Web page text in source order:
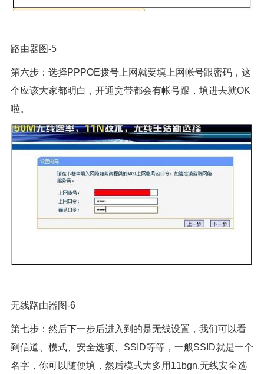
路由器图-5
第六步：选择PPPOE拨号上网就要填上网帐号跟密码，这
个应该大家都明白，开通宽带都会有帐号跟，填进去就OK
啦。
无线路由器图-6
第七步：然后下一步后进入到的是无线设置，我们可以看
到信道、模式、安全选项、SSID等等，一般SSID就是一个
名字，你可以随便填，然后模式大多用11bgn.无线安全选